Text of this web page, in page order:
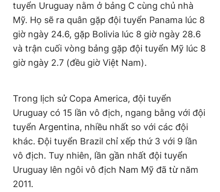
tuyển Uruguay nằm ở bảng C cùng chủ nhà
Mỹ. Họ sẽ ra quân gặp đội tuyển Panama lúc 8
giờ ngày 24.6, gặp Bolivia lúc 8 giờ ngày 28.6
và trận cuối vòng bảng gặp đội tuyển Mỹ lúc 8
giờ ngày 2.7 (đều giờ Việt Nam).
Trong lịch sử Copa America, đội tuyển
Uruguay có 15 lần vô địch, ngang bằng với đội
tuyển Argentina, nhiều nhất so với các đội
khác. Đội tuyển Brazil chỉ xếp thứ 3 với 9 lần
vô địch. Tuy nhiên, lần gần nhất đội tuyển
Uruguay lên ngôi vô địch Nam Mỹ đã từ năm
2011.